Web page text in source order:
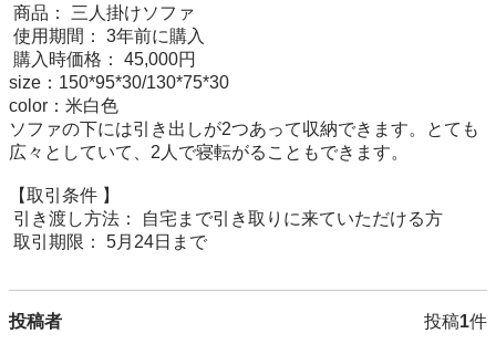
size：150*95*30/130*75*30
color：米白色
ソファの下には引き出しが2つあって収納できます。とても
広々としていて、2人で寝転がることもできます。
【取引条件 】
取引期限： 5月24日まで
投稿者 投稿1件